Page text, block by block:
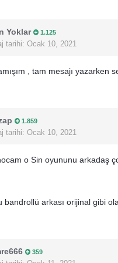
Yoklar 1.125
tarihi: Ocak 10, 2021
, tam mesajı yazarken
1.859
tarihi: Ocak 10, 2021
o Sin oyununu arkadaş
bandrollü arkası orijinal gibi
359